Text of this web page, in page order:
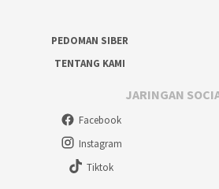
PEDOMAN SIBER
TENTANG KAMI
JARINGAN
Facebook
Instagram
Tiktok